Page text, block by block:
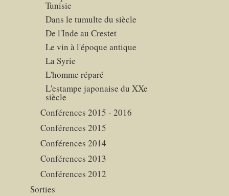
Tunisie
Dans le tumulte du siècle
De l'Inde au Crestet
Le vin à l'époque antique
La Syrie
L'homme réparé
L'estampe japonaise du XXe
siècle
Conférences 2015 - 2016
Conférences 2015
Conférences 2014
Conférences 2013
Conférences 2012
Sorties